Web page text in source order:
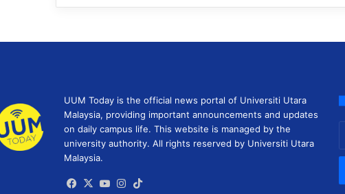
UUM Today is the official news portal of Universiti Utara
Malaysia, providing important announcements and updates
on daily campus life. This website is managed by the
university authority. All rights reserved by Universiti Utara
Malaysia.
Facebook
X YouTubeInstagram